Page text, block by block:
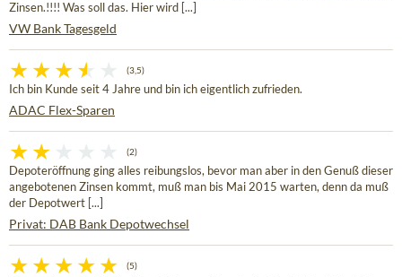
Zinsen.!!!! Was soll das. Hier wird [...]
VW Bank Tagesgeld
(3,5)
Ich bin Kunde seit 4 Jahre und bin ich eigentlich zufrieden.
ADAC Flex-Sparen
(2)
Depoteröffnung ging alles reibungslos, bevor man aber in den Genuß dieser
angebotenen Zinsen kommt, muß man bis Mai 2015 warten, denn da muß
der Depotwert [...]
Privat: DAB Bank Depotwechsel
(5)